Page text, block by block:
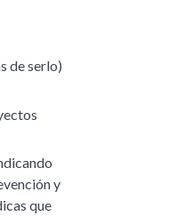
de serlo)
y
que